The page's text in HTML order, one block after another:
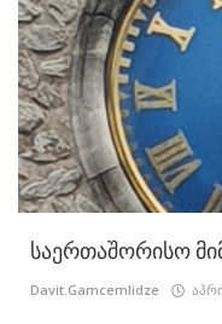
საერთაშორისო
Davit.Gamcemlidze